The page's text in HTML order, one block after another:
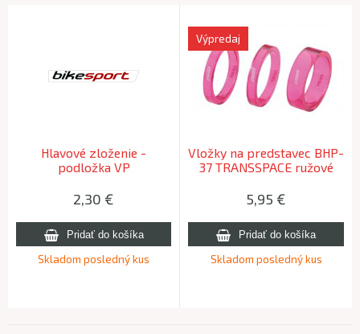
Hlavové zloženie -
podložka VP
2,30 €
Skladom posledný kus
Vložky na predstavec BHP-
37 TRANSSPACE ružové
Výpredaj
5,95 €
Skladom posledný kus